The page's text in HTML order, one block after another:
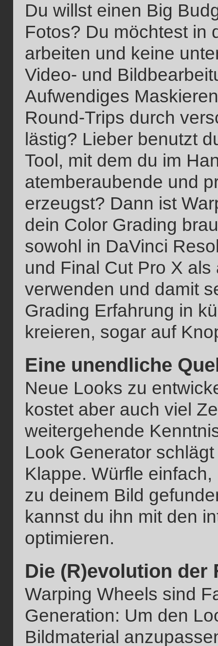
Du willst einen Big
Fotos? Du möchtest in
arbeiten und keine
Video- und
Aufwendiges
Round-Trips durch
lästig? Lieber benutzt
Tool, mit dem du im
atemberaubende und
erzeugst? Dann ist
dein Color Grading
sowohl in DaVinci
und Final Cut Pro X
verwenden und damit
Grading Erfahrung in
kreieren, sogar auf
Eine unendliche
Neue Looks zu
kostet aber auch viel
weitergehende
Look Generator
Klappe. Würfle
zu deinem Bild
kannst du ihn mit den
optimieren.
Die (R)evolution der
Warping Wheels sind
Generation: Um den
Bildmaterial